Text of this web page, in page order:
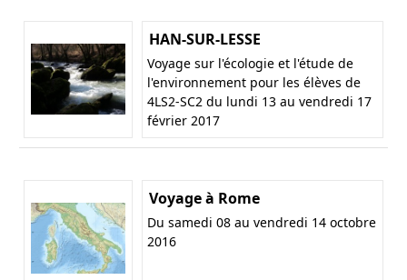
HAN-SUR-LESSE
Voyage sur l'écologie et l'étude de
l'environnement pour les élèves de
4LS2-SC2 du lundi 13 au vendredi 17
février 2017
Voyage à Rome
Du samedi 08 au vendredi 14 octobre
2016